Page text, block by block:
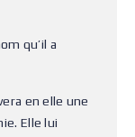
qu’il a
en elle une
Elle lui